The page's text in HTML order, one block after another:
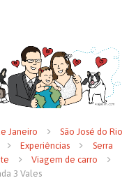
Janeiro
São José do Rio
Experiências
Serra
Viagem de carro
3 Vales